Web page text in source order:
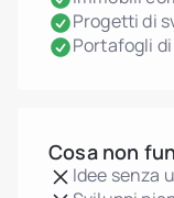
Progetti di
Portafogli
Cosa non
Idee senza